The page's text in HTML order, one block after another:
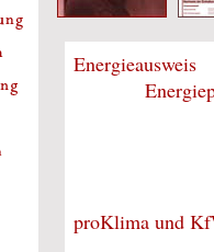
Energieausweis
proKlima und